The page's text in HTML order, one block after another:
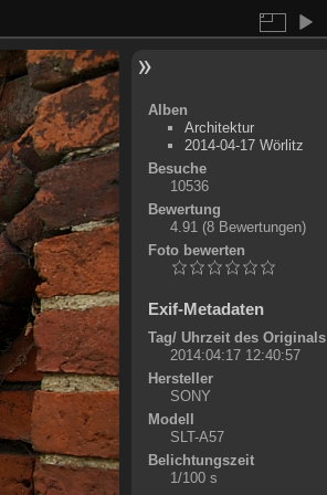
Alben
Architektur
2014-04-17 Wörlitz
Besuche
10536
Bewertung
4.91 (8 Bewertungen)
Foto bewerten
Exif-Metadaten
Tag/ Uhrzeit des Originals
2014:04:17 12:40:57
Hersteller
SONY
Modell
SLT-A57
Belichtungszeit
1/100 s